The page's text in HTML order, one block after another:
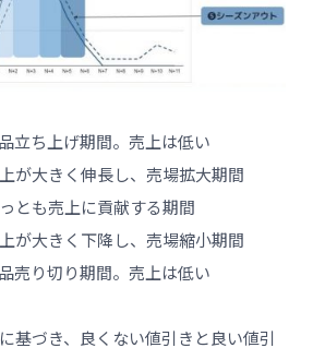
立ち上げ期間。売上は低い
大きく伸長し、売場拡大期間
売上に貢献する期間
が大きく下降し、売場縮小期間
売り切り期間。売上は低い
基づき、良くない値引きと良い値引